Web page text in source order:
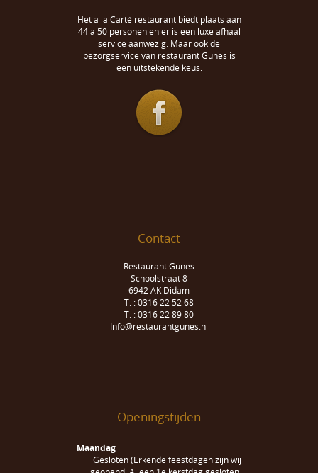
Het a la Carté restaurant biedt plaats aan
44 a 50 personen en er is een luxe afhaal
service aanwezig. Maar ook de
bezorgservice van restaurant Gunes is
een uitstekende keus.
Contact
Restaurant Gunes
Schoolstraat 8
6942 AK Didam
T. : 0316 22 52 68
T. : 0316 22 89 80
Info@restaurantgunes.nl
Openingstijden
Maandag
Gesloten (Erkende feestdagen zijn wij